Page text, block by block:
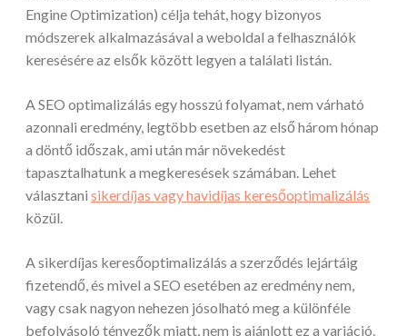
Engine Optimization) célja tehát, hogy bizonyos
módszerek alkalmazásával a weboldal a felhasználók
keresésére az elsők között legyen a találati listán.
A SEO optimalizálás egy hosszú folyamat, nem várható
azonnali eredmény, legtöbb esetben az első három hónap
a döntő időszak, ami után már növekedést
tapasztalhatunk a megkeresések számában. Lehet
választani sikerdíjas vagy havidíjas keresőoptimalizálás
közül.
A sikerdíjas keresőoptimalizálás a szerződés lejártáig
fizetendő, és mivel a SEO esetében az eredmény nem,
vagy csak nagyon nehezen jósolható meg a különféle
befolyásoló tényezők miatt, nem is ajánlott ez a variáció.